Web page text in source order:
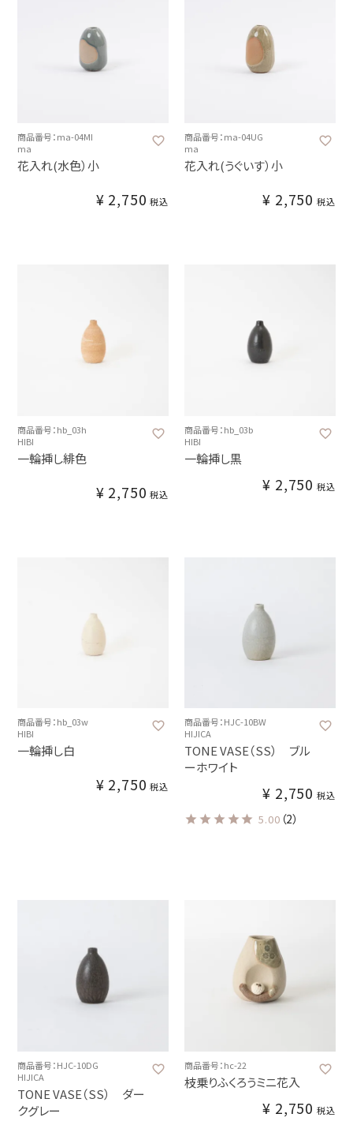
商品番号：ma-04MI
ma
花入れ(水色）小
¥ 2,750 税込
商品番号：ma-04UG
ma
花入れ(うぐいす）小
¥ 2,750 税込
商品番号：hb_03h
HIBI
一輪挿し緋色
¥ 2,750 税込
商品番号：hb_03b
HIBI
一輪挿し黒
¥ 2,750 税込
商品番号：hb_03w
HIBI
一輪挿し白
¥ 2,750 税込
商品番号：HJC-10BW
HIJICA
TONE VASE（SS） ブル
ーホワイト
¥ 2,750 税込
5.00 （2）
商品番号：HJC-10DG
HIJICA
TONE VASE（SS） ダー
クグレー
商品番号：hc-22
枝乗りふくろうミニ花入
¥ 2,750 税込